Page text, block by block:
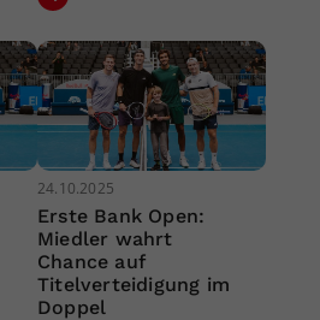
24.10.2025
Erste Bank Open:
Miedler wahrt
Chance auf
Titelverteidigung im
Doppel